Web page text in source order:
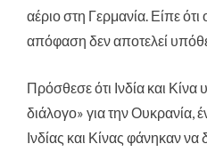
αέριο στη Γερμανία. Είπε
απόφαση δεν αποτελεί
Πρόσθεσε ότι Ινδία και Κίνα
διάλογο» για την Ουκρανία,
Ινδίας και Κίνας φάνηκαν